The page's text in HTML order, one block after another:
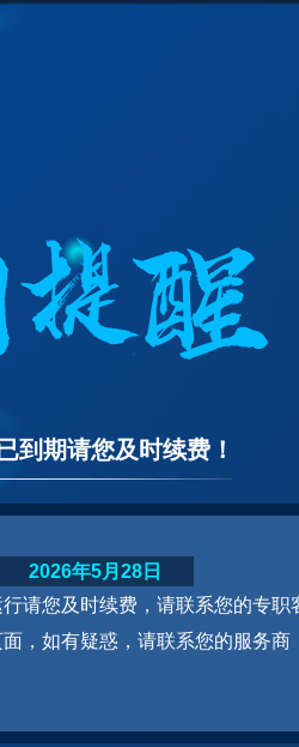
到期请您及时续费！
请您及时续费，请联系您的专职
，如有疑惑，请联系您的服务商
2026年5月28日